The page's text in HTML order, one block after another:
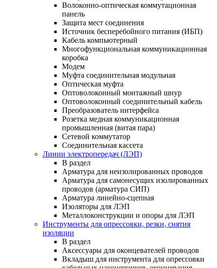
Волоконно-оптическая коммутационная
панель
Защита мест соединения
Источник бесперебойного питания (ИБП)
Кабель компьютерный
Многофункциональная коммуникационная
коробка
Модем
Муфта соединительная модульная
Оптическая муфта
Оптоволоконный монтажный шнур
Оптоволоконный соединительный кабель
Преобразователь интерфейса
Розетка медная коммуникационная
промышленная (витая пара)
Сетевой коммутатор
Соединительная кассета
Линии электропередач (ЛЭП)
В раздел
Арматура для неизолированных проводов
Арматура для самонесущих изолированных
проводов (арматура СИП)
Арматура линейно-сцепная
Изоляторы для ЛЭП
Металлоконструкции и опоры для ЛЭП
Инструменты для опрессовки, резки, снятия
изоляции
В раздел
Аксессуары для оконцевателей проводов
Вкладыш для инструмента для опрессовки